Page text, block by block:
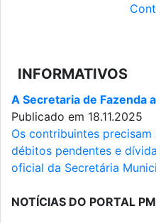
INFORMATIVOS
A Secretaria de Fazenda
Publicado em 18.11.2025
Os contribuintes
débitos pendentes e
oficial da Secretária
NOTÍCIAS DO PORTAL